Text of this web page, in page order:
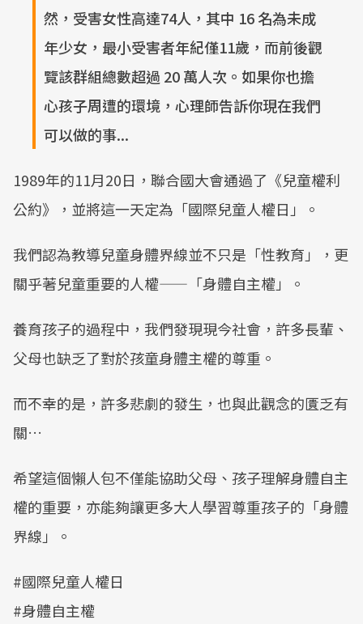
然，受害女性高達74人，其中 16 名為未成
年少女，最小受害者年紀僅11歲，而前後觀
覽該群組總數超過 20 萬人次。如果你也擔
心孩子周遭的環境，心理師告訴你現在我們
可以做的事...
1989年的11月20日，聯合國大會通過了《兒童權利
公約》，並將這一天定為「國際兒童人權日」。
我們認為教導兒童身體界線並不只是「性教育」，更
關乎著兒童重要的人權——「身體自主權」。
養育孩子的過程中，我們發現現今社會，許多長輩、
父母也缺乏了對於孩童身體主權的尊重。
而不幸的是，許多悲劇的發生，也與此觀念的匱乏有
關…
希望這個懶人包不僅能協助父母、孩子理解身體自主
權的重要，亦能夠讓更多大人學習尊重孩子的「身體
界線」。
#國際兒童人權日
#身體自主權